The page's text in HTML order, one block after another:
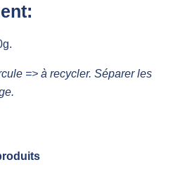
=> à recycler. Séparer les